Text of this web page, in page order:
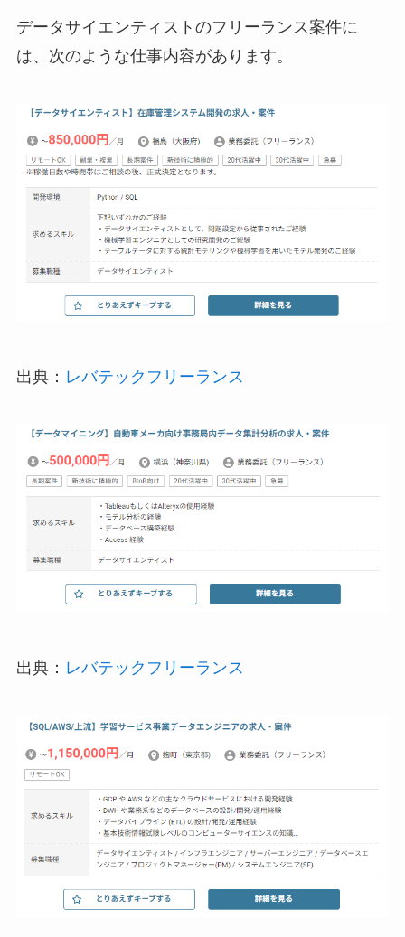
データサイエンティストのフリーランス案件に
は、次のような仕事内容があります。
出典： レバテックフリーランス
出典： レバテックフリーランス